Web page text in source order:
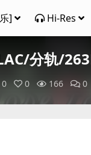
] Hi-Res
分轨/
0 0 166 0